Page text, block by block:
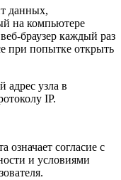
данных,
на компьютере
браузер каждый раз
при попытке открыть
адрес узла в
IP.
означает согласие с
и условиями